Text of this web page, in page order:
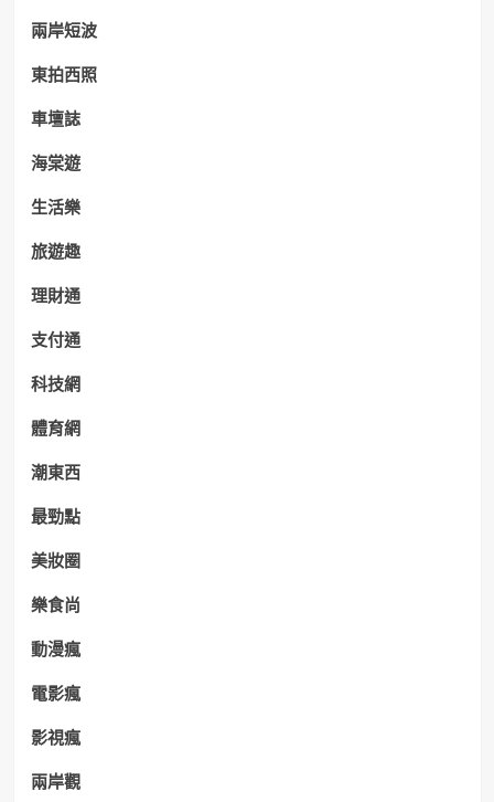
兩岸短波
東拍西照
車壇誌
海棠遊
生活樂
旅遊趣
理財通
支付通
科技網
體育網
潮東西
最勁點
美妝圈
樂食尚
動漫瘋
電影瘋
影視瘋
兩岸觀